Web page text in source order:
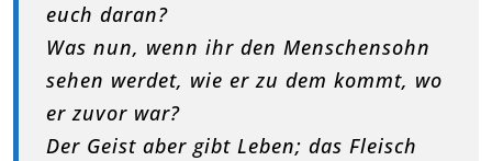
euch daran?
Was nun, wenn ihr den Menschensohn
sehen werdet, wie er zu dem kommt, wo
er zuvor war?
Der Geist aber gibt Leben; das Fleisch